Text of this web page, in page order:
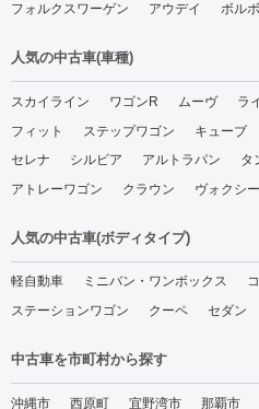
フォルクスワーゲン
アウデイ ボルボ
人気の中古車(車種)
スカイライン ワゴンR ムーヴ ラ
フィット
ステップワゴン キューブ
セレナ
シルビア アルトラパン タ
アトレーワゴン
クラウン ヴォクシー
人気の中古車(ボディタイプ)
軽自動車 ミニバン・ワンボックス
ステーションワゴン
クーペ セダン
中古車を市町村から探す
沖縄市 西原町 宜野湾市 那覇市